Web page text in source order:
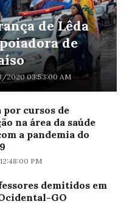
de Lêda
de
2020 03:53:00 AM
por cursos de
na área da saúde
a pandemia do
PM
demitidos em
GO